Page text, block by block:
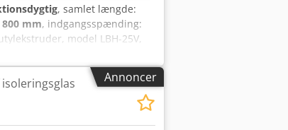
, samlet længde:
800 mm, indgangsspænding:
model LBH-25V,
kg. Butylanvendelse til
Codpszn Np Ijfx Acisrf
Annoncer